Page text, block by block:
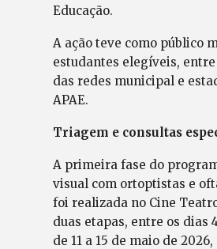
Educação.
A ação teve como público
estudantes elegíveis, entre
das redes municipal e
APAE.
Triagem e consultas
A primeira fase do
visual com ortoptistas e
foi realizada no Cine
duas etapas, entre os dias
de 11 a 15 de maio de 2026,